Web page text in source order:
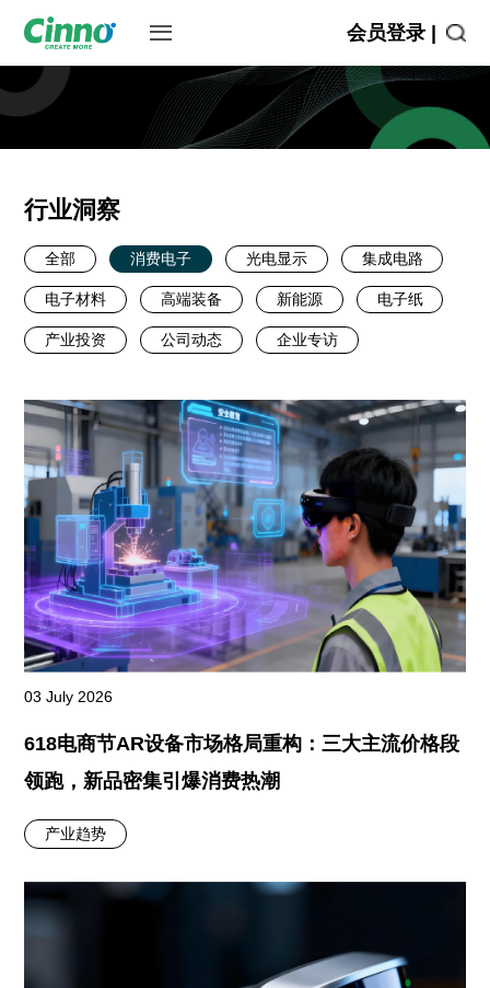
会员登录 |
行业洞察
全部 消费电子 光电显示 集成电路
电子材料 高端装备 新能源 电子纸
产业投资 公司动态 企业专访
03 July 2026
618电商节AR设备市场格局重构：三大主流价格段
领跑，新品密集引爆消费热潮
产业趋势